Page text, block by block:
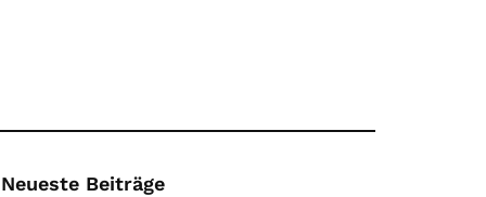
Neueste Beiträge